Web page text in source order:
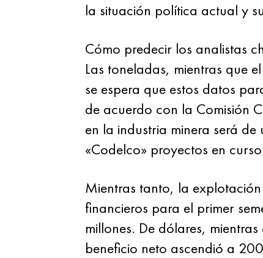
la situación política actual y
Cómo predecir los analistas
Las toneladas, mientras que
se espera que estos datos
de acuerdo con la Comisión
en la industria minera será
«Codelco» proyectos en
Mientras tanto, la
financieros para el primer
millones. De dólares,
beneficio neto ascendió a